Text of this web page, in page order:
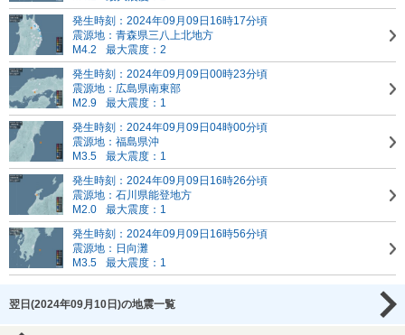
発生時刻：2024年09月09日16時17分頃
震源地：青森県三八上北地方
M4.2
最大震度：2
発生時刻：2024年09月09日00時23分頃
震源地：広島県南東部
M2.9
最大震度：1
発生時刻：2024年09月09日04時00分頃
震源地：福島県沖
M3.5
最大震度：1
発生時刻：2024年09月09日16時26分頃
震源地：石川県能登地方
M2.0
最大震度：1
発生時刻：2024年09月09日16時56分頃
震源地：日向灘
M3.5
最大震度：1
翌日(2024年09月10日)の地震一覧